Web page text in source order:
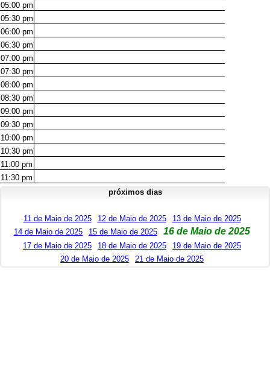
05:00 pm
05:30 pm
06:00 pm
06:30 pm
07:00 pm
07:30 pm
08:00 pm
08:30 pm
09:00 pm
09:30 pm
10:00 pm
10:30 pm
11:00 pm
11:30 pm
próximos dias
11 de Maio de 2025 12 de Maio de 2025
13 de Maio de 2025
14 de Maio de 2025
15 de Maio de 2025 16 de Maio de 2025
17 de Maio de 2025 18 de Maio de 2025
19 de Maio de 2025
20 de Maio de 2025
21 de Maio de 2025